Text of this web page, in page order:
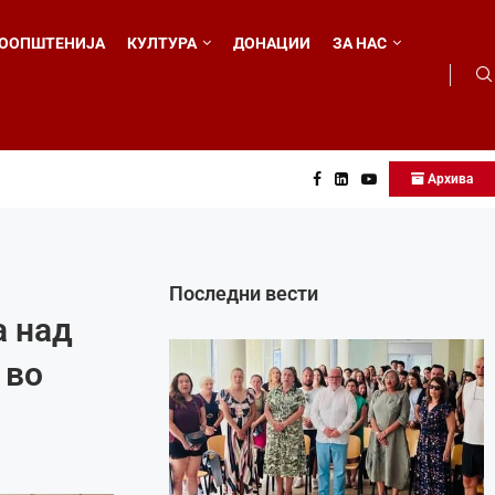
КУЛТУРА ДОНАЦИИ ЗА НАС
Архива
над
Последни вести